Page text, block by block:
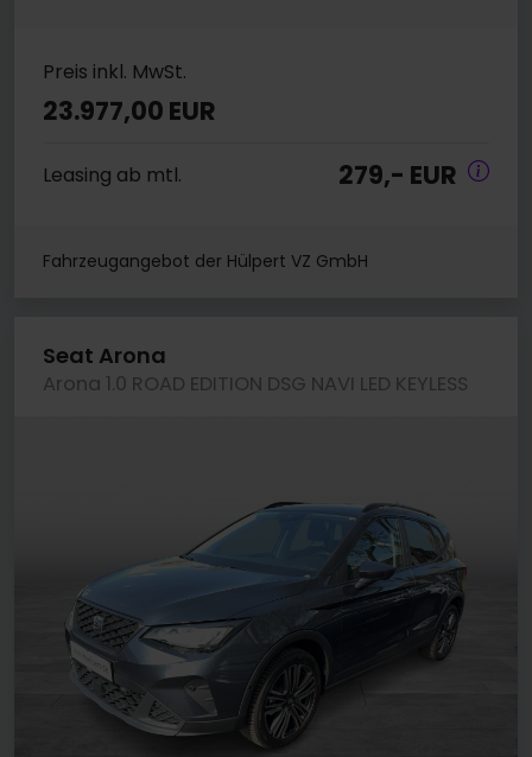
Preis inkl. MwSt.
23.977,00 EUR
Leasing ab mtl. 279,- EUR
Fahrzeugangebot der Hülpert VZ GmbH
Seat Arona
Arona 1.0 ROAD EDITION DSG NAVI LED KEYLESS